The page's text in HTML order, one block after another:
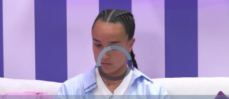
Video
Player
is
loading.